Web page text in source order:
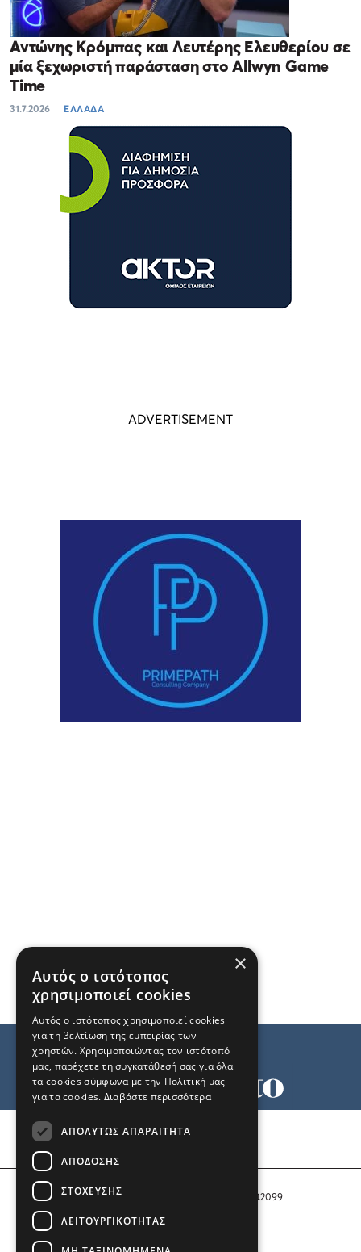
Αντώνης Κρόμπας και Λευτέρης Ελευθερίου σε
μία ξεχωριστή παράσταση στο Allwyn Game
Time
31.7.2026 ΕΛΛΑΔΑ
Αριθμός Πιστοποίησης Μ.Η.Τ. 242099
COPYRIGHT © 2026 Το Μανιφέστο
×
Αυτός ο ιστότοπος
χρησιμοποιεί cookies
Αυτός ο ιστότοπος χρησιμοποιεί cookies
για τη βελτίωση της εμπειρίας των
χρηστών. Χρησιμοποιώντας τον ιστότοπό
μας, παρέχετε τη συγκατάθεσή σας για όλα
τα cookies σύμφωνα με την Πολιτική μας
για τα cookies. Διαβάστε περισσότερα
ΑΠΟΛΎΤΩΣ ΑΠΑΡΑΊΤΗΤΑ
ΑΠΌΔΟΣΗΣ
ΣΤΌΧΕΥΣΗΣ
ΛΕΙΤΟΥΡΓΙΚΌΤΗΤΑΣ